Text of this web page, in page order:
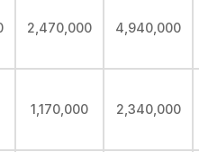
2,470,000 4,940,000
1,170,000 2,340,000